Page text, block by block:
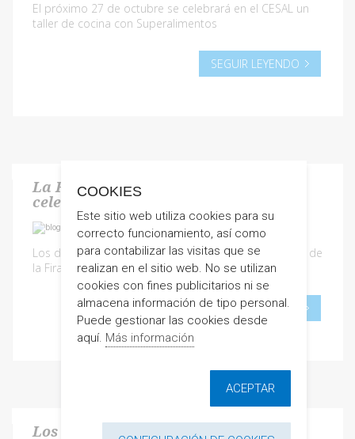
El próximo 27 de octubre se celebrará en el CESAL un
taller de cocina con Superalimentos
SEGUIR LEYENDO
La Fira de la Tomata de Penjar se
celebrará el fin de semana del Pilar
Los días 13 y 14 de octubre se celebrará la VI edición de
la Fira de la Tomata de Penjar
SEGUIR LEYENDO
Los alojamientos reglados de
COOKIES
Este sitio web utiliza cookies para su
correcto funcionamiento, así como
para contabilizar las visitas que se
realizan en el sitio web. No se utilizan
cookies con fines publicitarios ni se
almacena información de tipo personal.
Puede gestionar las cookies desde
aquí. Más información
ACEPTAR